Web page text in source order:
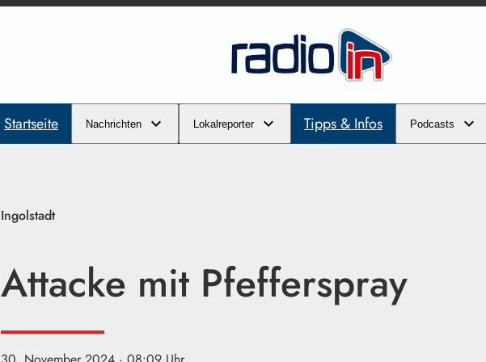
Startseite Nachrichten Lokalreporter Tipps & Infos Podcasts
Ingolstadt
Attacke mit Pfefferspray